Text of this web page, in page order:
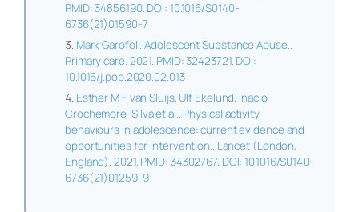
PMID: 34856190. DOI: 10.1016/S0140-
6736(21)01590-7
Mark Garofoli. Adolescent Substance Abuse..
Primary care. 2021. PMID: 32423721. DOI:
10.1016/j.pop.2020.02.013
Esther M F van Sluijs, Ulf Ekelund, Inacio
Crochemore-Silva et al.. Physical activity
behaviours in adolescence: current evidence and
opportunities for intervention.. Lancet (London,
England). 2021. PMID: 34302767. DOI: 10.1016/S0140-
6736(21)01259-9